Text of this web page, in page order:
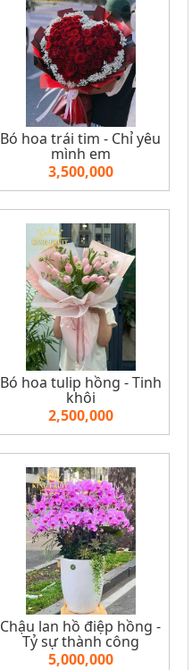
Bó hoa trái tim - Chỉ yêu
mình em
3,500,000
Bó hoa tulip hồng - Tinh
khôi
2,500,000
Chậu lan hồ điệp hồng -
Tỷ sự thành công
5,000,000